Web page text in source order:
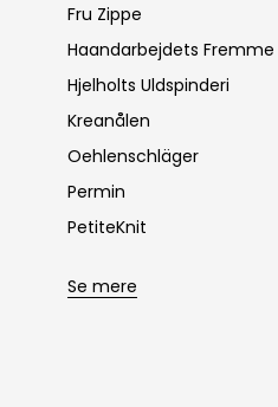
Fru Zippe
Haandarbejdets Fremme
Hjelholts Uldspinderi
Kreanålen
Oehlenschläger
Permin
PetiteKnit
Se mere